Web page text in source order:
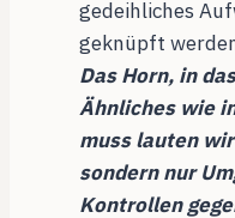
gedeihliches
geknüpft
Das Horn, in
Ähnliches wie
muss lauten
sondern nur
Kontrollen